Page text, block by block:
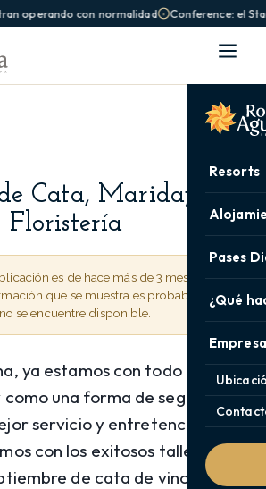
operando con normalidad Conference: el
Resorts
Pases
¿Qué
Cata, Maridaje y
Floristería
es de hace más de 3 meses. El
que se muestra es probable que
se encuentre disponible.
ya estamos con todo en este
una forma de seguir
servicio y entretención, es
con los exitosos talleres
de cata de vino,